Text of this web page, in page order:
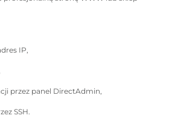
IP,
przez panel DirectAdmin,
SSH.